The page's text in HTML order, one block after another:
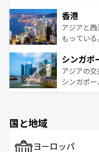
とつ。フォ
ひ現地で
が旅行者
参照してほ
の活気が交
帯で自然
いビーチ
激する。
が待って
た文化、
香港
アジアと
もってい
み、どこを
ており、
うな絶景
シンガポ
アジアの
シンガポ
で、ホーカ
国と地域
ヨーロッパ